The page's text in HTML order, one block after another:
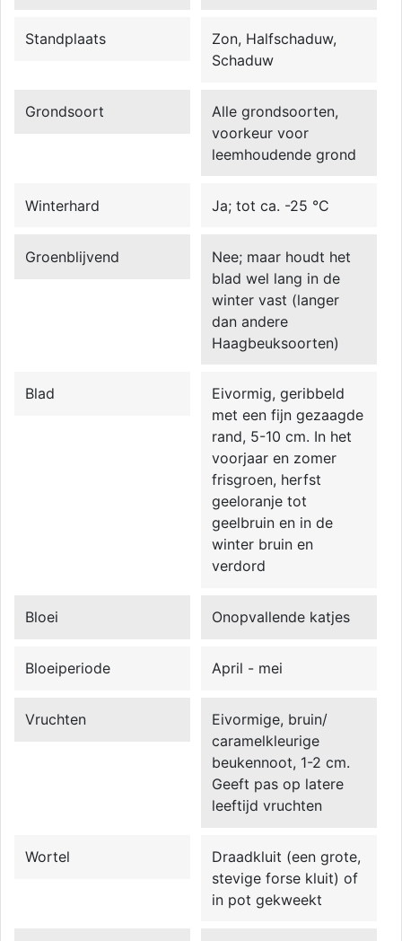
Standplaats
Zon, Halfschaduw,
Schaduw
Grondsoort
Alle grondsoorten,
voorkeur voor
leemhoudende grond
Winterhard Ja; tot ca. -25 °C
Groenblijvend
Nee; maar houdt het
blad wel lang in de
winter vast (langer
dan andere
Haagbeuksoorten)
Blad
Eivormig, geribbeld
met een fijn gezaagde
rand, 5-10 cm. In het
voorjaar en zomer
frisgroen, herfst
geeloranje tot
geelbruin en in de
winter bruin en
verdord
Bloei Onopvallende katjes
Bloeiperiode April - mei
Vruchten
Eivormige, bruin/
caramelkleurige
beukennoot, 1-2 cm.
Geeft pas op latere
leeftijd vruchten
Wortel
Draadkluit (een grote,
stevige forse kluit) of
in pot gekweekt